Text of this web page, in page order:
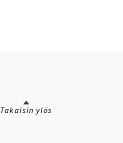
Takaisin ylös